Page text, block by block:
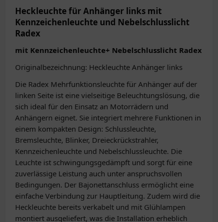
Heckleuchte für Anhänger links mit
Kennzeichenleuchte und Nebelschlusslicht
Radex
mit Kennzeichenleuchte+ Nebelschlusslicht Radex
Originalbezeichnung: Heckleuchte Anhänger links
Die Radex Mehrfunktionsleuchte für Anhänger auf der
linken Seite ist eine vielseitige Beleuchtungslösung, die
sich ideal für den Einsatz an Motorrädern und
Anhängern eignet. Sie integriert mehrere Funktionen in
einem kompakten Design: Schlussleuchte,
Bremsleuchte, Blinker, Dreieckrückstrahler,
Kennzeichenleuchte und Nebelschlussleuchte. Die
Leuchte ist schwingungsgedämpft und sorgt für eine
zuverlässige Leistung auch unter anspruchsvollen
Bedingungen. Der Bajonettanschluss ermöglicht eine
einfache Verbindung zur Hauptleitung. Zudem wird die
Heckleuchte bereits verkabelt und mit Glühlampen
montiert ausgeliefert, was die Installation erheblich